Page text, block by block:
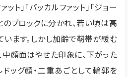
ト」「バッカルファット」「ジョー
のブロックに分かれ、若い頃は高
ます。しかし加齢で靭帯が緩む
顔面はやせた印象に、下がった
ッグ顔・二重あごとして輪郭を